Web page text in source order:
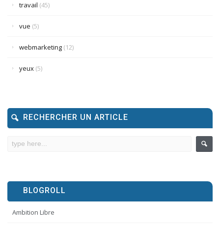
travail (45)
vue (5)
webmarketing (12)
yeux (5)
RECHERCHER UN ARTICLE
BLOGROLL
Ambition Libre